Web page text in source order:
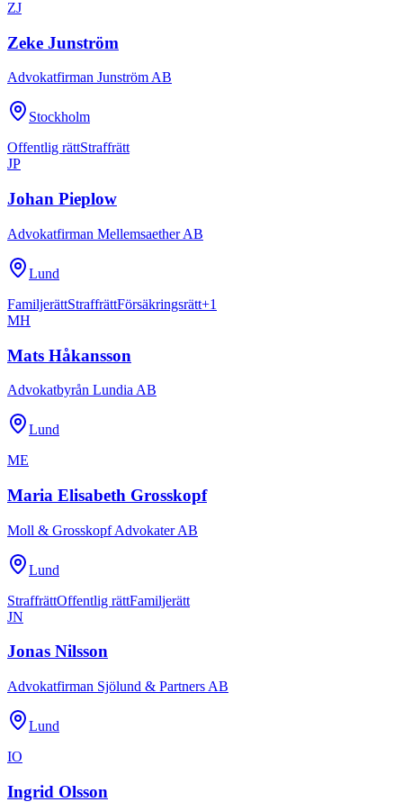
ZJ
Zeke Junström
Advokatfirman Junström AB
Stockholm
Offentlig rättStraffrätt
JP
Johan Pieplow
Advokatfirman Mellemsaether AB
Lund
FamiljerättStraffrättFörsäkringsrätt+1
MH
Mats Håkansson
Advokatbyrån Lundia AB
Lund
ME
Maria Elisabeth Grosskopf
Moll & Grosskopf Advokater AB
Lund
StraffrättOffentlig rättFamiljerätt
JN
Jonas Nilsson
Advokatfirman Sjölund & Partners AB
Lund
IO
Ingrid Olsson